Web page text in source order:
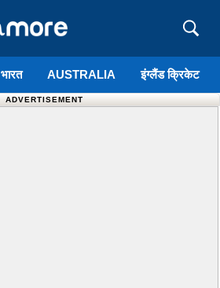
भारत AUSTRALIA इंग्लैंड क्रिकेट
ADVERTISEMENT